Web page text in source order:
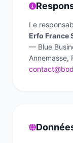
BLOGSANO
Minimag
Recettes
Le
Erfo France
— Blue
Annemasse,